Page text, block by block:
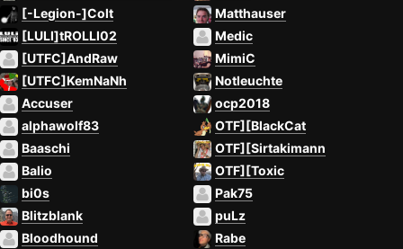
[-Legion-]Colt
[LULI]tROLLI02
[UTFC]AndRaw
[UTFC]KemNaNh
Accuser
alphawolf83
Baaschi
Balio
bi0s
Blitzblank
Bloodhound
Matthauser
Medic
MimiC
Notleuchte
ocp2018
OTF][BlackCat
OTF][Sirtakimann
OTF][Toxic
Pak75
puLz
Rabe